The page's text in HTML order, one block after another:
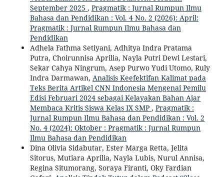
September 2025 , Pragmatik : Jurnal Rumpun Ilmu
Bahasa dan Pendidikan : Vol. 4 No. 2 (2026): April:
Pragmatik : Jurnal Rumpun Ilmu Bahasa dan
Pendidikan
Adhela Fathma Setiyani, Adhitya Indra Pratama
Putra, Choirunnisa Aprilia, Nayla Putri Dewi Lestari,
Sekar Cahya Ningrum, Asep Purwo Yudi Utomo, Ruly
Indra Darmawan, Analisis Keefektifan Kalimat pada
Teks Berita Artikel CNN Indonesia Mengenai Pemilu
Edisi Februari 2024 sebagai Kelayakan Bahan Ajar
Membaca Kritis Siswa Kelas IX SMP , Pragmatik :
Jurnal Rumpun Ilmu Bahasa dan Pendidikan : Vol. 2
No. 4 (2024): Oktober : Pragmatik : Jurnal Rumpun
Ilmu Bahasa dan Pendidikan
Dina Olivia Sidabutar, Ester Marga Retta, Jelita
Sitorus, Mutiara Aprilia, Nayla Lubis, Nurul Annisa,
Regina Situmorang, Soraya Firanti, Oky Fardian